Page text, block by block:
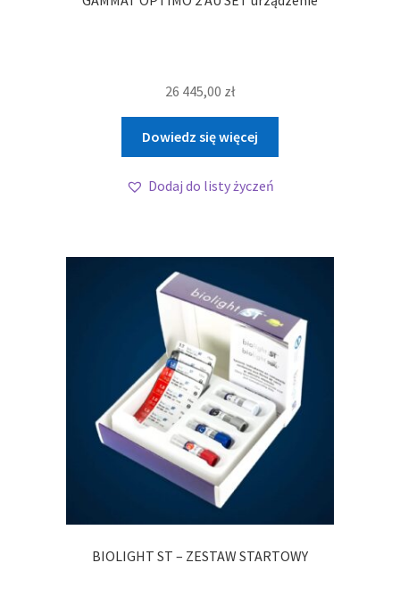
26 445,00 zł
Dowiedz się więcej
Dodaj do listy życzeń
BIOLIGHT ST – ZESTAW STARTOWY